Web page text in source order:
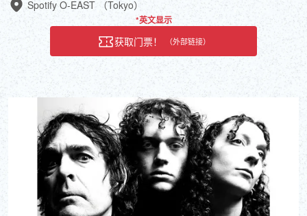
Spotify O-EAST （Tokyo）
*英文显示
获取门票！ （外部链接）